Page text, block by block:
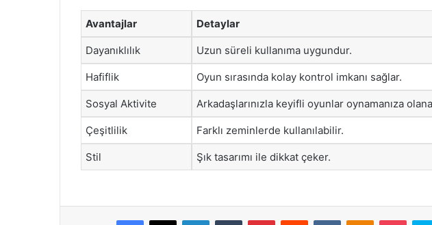
Avantajlar Detaylar
Dayanıklılık Uzun süreli kullanıma uygundur.
Hafiflik Oyun sırasında kolay kontrol imkanı sağlar.
Sosyal Aktivite Arkadaşlarınızla keyifli oyunlar oynamanıza
Çeşitlilik Farklı zeminlerde kullanılabilir.
Stil Şık tasarımı ile dikkat çeker.
Facebook
X LinkedInTumblr PinterestReddit VKontakteOdnoklassniki